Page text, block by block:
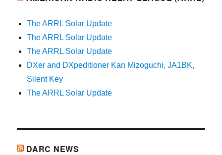
The ARRL Solar Update
The ARRL Solar Update
The ARRL Solar Update
DXer and DXpeditioner Kan Mizoguchi, JA1BK,
Silent Key
The ARRL Solar Update
DARC NEWS